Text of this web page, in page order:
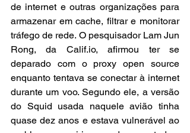
de internet e outras organizações para
armazenar em cache, filtrar e monitorar
tráfego de rede. O pesquisador Lam Jun
Rong, da Calif.io, afirmou ter se
deparado com o proxy open source
enquanto tentava se conectar à internet
durante um voo. Segundo ele, a versão
do Squid usada naquele avião tinha
quase dez anos e estava vulnerável ao